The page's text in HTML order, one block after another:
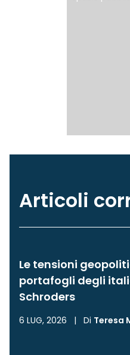
Articoli
Le tensioni
portafogli degli
Schroders
6 LUG, 2026 | Di Teresa